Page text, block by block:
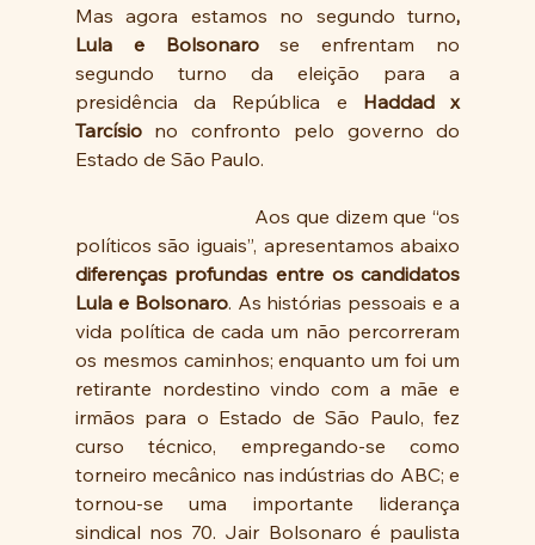
Mas agora estamos no segundo turno,
Lula e Bolsonaro se enfrentam no
segundo turno da eleição para a
presidência da República e Haddad x
Tarcísio no confronto pelo governo do
Estado de São Paulo.
diferenças profundas entre os candidatos
Lula e Bolsonaro. As histórias pessoais e a
vida política de cada um não percorreram
os mesmos caminhos; enquanto um foi um
retirante nordestino vindo com a mãe e
irmãos para o Estado de São Paulo, fez
curso técnico, empregando-se como
torneiro mecânico nas indústrias do ABC; e
tornou-se uma importante liderança
sindical nos 70. Jair Bolsonaro é paulista